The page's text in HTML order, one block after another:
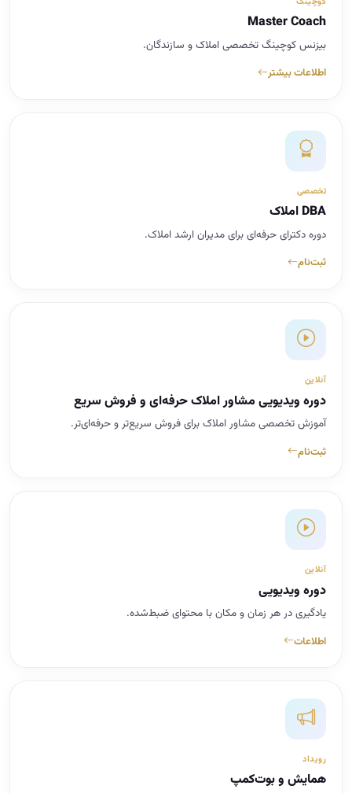
Master Coach
بیزنس کوچینگ تخصصی املاک و سازندگان.
اطلاعات بیشتر
تخصصی
DBA املاک
دوره دکترای حرفه‌ای برای مدیران ارشد املاک.
ثبت‌نام
آنلاین
دوره ویدیویی مشاور املاک حرفه‌ای و فروش سریع
آموزش تخصصی مشاور املاک برای فروش سریع‌تر و حرفه‌ای‌تر.
ثبت‌نام
آنلاین
دوره ویدیویی
یادگیری در هر زمان و مکان با محتوای ضبط‌شده.
اطلاعات
رویداد
همایش و بوت‌کمپ